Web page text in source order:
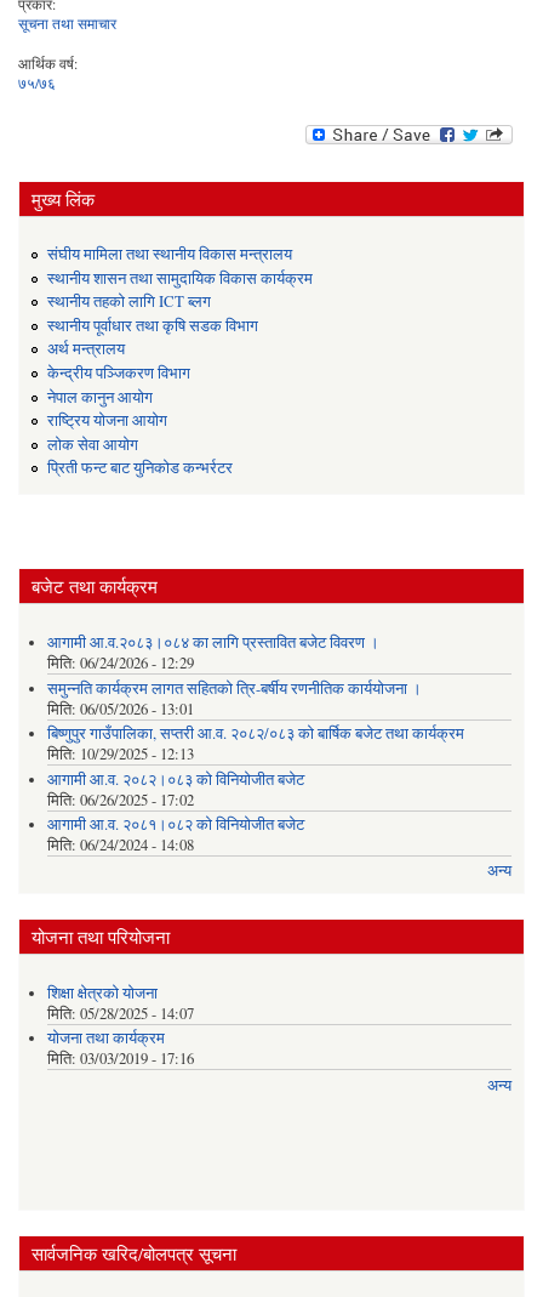
सूचना तथा समाचार
आर्थिक वर्ष:
७५/७६
मुख्य लिंक
संघीय मामिला तथा स्थानीय विकास मन्त्रालय
स्थानीय शासन तथा सामुदायिक विकास कार्यक्रम
स्थानीय तहको लागि ICT ब्लग
स्थानीय पूर्वाधार तथा कृषि सडक विभाग
अर्थ मन्त्रालय
केन्द्रीय पञ्जिकरण विभाग
नेपाल कानुन आयोग
राष्ट्रिय योजना आयोग
लोक सेवा आयोग
प्रिती फन्ट बाट युनिकोड कन्भर्रटर
बजेट तथा कार्यक्रम
आगामी आ.व.२०८३।०८४ का लागि प्रस्तावित बजेट विवरण ।
मिति: 06/24/2026 - 12:29
समुन्नति कार्यक्रम लागत सहितको त्रि-बर्षीय रणनीतिक कार्ययोजना ।
मिति: 06/05/2026 - 13:01
बिष्णुपुर गाउँपालिका, सप्तरी आ.व. २०८२/०८३ को बार्षिक बजेट तथा कार्यक्रम
मिति: 10/29/2025 - 12:13
आगामी आ.व. २०८२।०८३ को विनियोजीत बजेट
मिति: 06/26/2025 - 17:02
आगामी आ.व. २०८१।०८२ को विनियोजीत बजेट
मिति: 06/24/2024 - 14:08
अन्य
योजना तथा परियोजना
शिक्षा क्षेत्रकाे याेजना
मिति: 05/28/2025 - 14:07
याेजना तथा कार्यक्रम
मिति: 03/03/2019 - 17:16
अन्य
सार्वजनिक खरिद/बोलपत्र सूचना